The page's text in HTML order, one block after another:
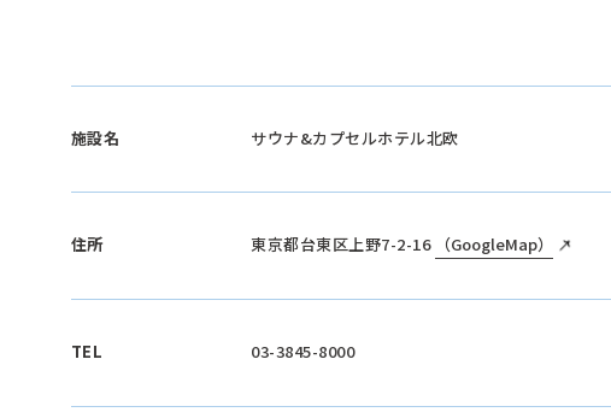
施設名 サウナ&カプセルホテル北欧
住所 東京都台東区上野7-2-16 （GoogleMap）
TEL 03-3845-8000